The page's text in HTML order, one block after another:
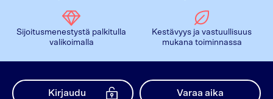
Sijoitusmenestystä palkitulla
valikoimalla
Kestävyys ja vastuullisuus
mukana toiminnassa
Kirjaudu Varaa aika